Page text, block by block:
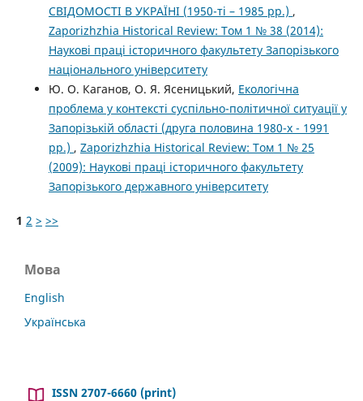
СВІДОМОСТІ В УКРАЇНІ (1950-ті – 1985 рр.) ,
Zaporizhzhia Historical Review: Том 1 № 38 (2014):
Наукові праці історичного факультету Запорізького
національного університету
Ю. О. Каганов, О. Я. Ясеницький, Екологічна
проблема у контексті суспільно-політичної ситуації у
Запорізькій області (друга половина 1980-х - 1991
рр.) , Zaporizhzhia Historical Review: Том 1 № 25
(2009): Наукові праці історичного факультету
Запорізького державного університету
1 2 > >>
Мова
English
Українська
ISSN 2707-6660 (print)